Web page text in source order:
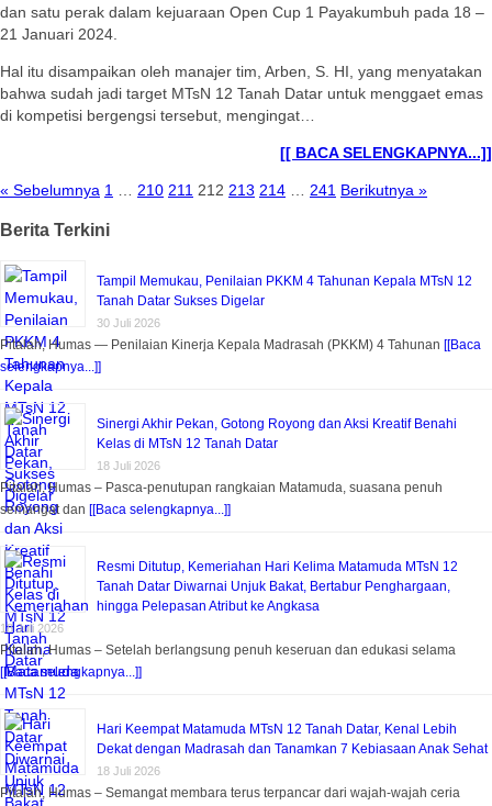
dan satu perak dalam kejuaraan Open Cup 1 Payakumbuh pada 18 –
21 Januari 2024.
Hal itu disampaikan oleh manajer tim, Arben, S. HI, yang menyatakan
bahwa sudah jadi target MTsN 12 Tanah Datar untuk menggaet emas
di kompetisi bergengsi tersebut, mengingat…
[[ BACA SELENGKAPNYA...]]
« Sebelumnya 1 210 211 212 213 214 241 Berikutnya »
Berita Terkini
Tampil Memukau, Penilaian PKKM 4 Tahunan Kepala MTsN 12
Tanah Datar Sukses Digelar
30 Juli 2026
Pitalah, Humas — Penilaian Kinerja Kepala Madrasah (PKKM) 4 Tahunan [[Baca
selengkapnya...]]
Sinergi Akhir Pekan, Gotong Royong dan Aksi Kreatif Benahi
Kelas di MTsN 12 Tanah Datar
18 Juli 2026
Pitalah, Humas – Pasca-penutupan rangkaian Matamuda, suasana penuh
semangat dan [[Baca selengkapnya...]]
Resmi Ditutup, Kemeriahan Hari Kelima Matamuda MTsN 12
Tanah Datar Diwarnai Unjuk Bakat, Bertabur Penghargaan,
hingga Pelepasan Atribut ke Angkasa
18 Juli 2026
Pitalah, Humas – Setelah berlangsung penuh keseruan dan edukasi selama
[[Baca selengkapnya...]]
Hari Keempat Matamuda MTsN 12 Tanah Datar, Kenal Lebih
Dekat dengan Madrasah dan Tanamkan 7 Kebiasaan Anak Sehat
18 Juli 2026
Pitalah, Humas – Semangat membara terus terpancar dari wajah-wajah ceria